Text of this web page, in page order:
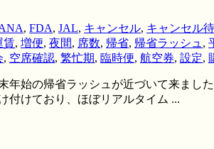
, FDA, JAL, キャンセル, キャンセル
賃, 増便, 夜間, 席数, 帰省, 帰省ラッシュ ,
, 空席確認, 繁忙期, 臨時便, 航空券, 設定,
年始の帰省ラッシュが近づいて来ま
付けており、ほぼリアルタイム ...